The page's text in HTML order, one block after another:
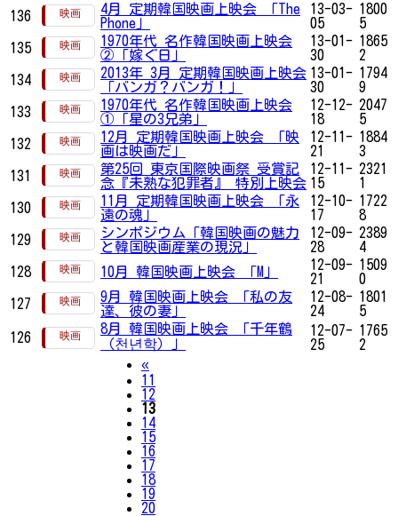
136
4月 定期韓国映画上映会 「The
Phone」
13-03-
05
1800
5
135
1970年代 名作韓国映画上映会
②「嫁ぐ日」
13-01-
30
1865
2
134
2013年 3月 定期韓国映画上映会
「バンガ？バンガ！」
13-01-
30
1794
9
133
1970年代 名作韓国映画上映会
①「星の3兄弟」
12-12-
18
2047
5
132
12月 定期韓国映画上映会 「映
画は映画だ」
12-11-
21
1884
3
131
第25回 東京国際映画祭 受賞記
念『未熟な犯罪者』 特別上映会
12-11-
15
2321
1
130
11月 定期韓国映画上映会 「永
遠の魂」
12-10-
17
1722
8
129
シンポジウム「韓国映画の魅力
と韓国映画産業の現況」
12-09-
28
2389
4
128
10月 韓国映画上映会 「M」
12-09-
21
1509
0
127
9月 韓国映画上映会 「私の友
達、彼の妻」
12-08-
24
1801
5
126
8月 韓国映画上映会 「千年鶴
（천년학）」
12-07-
25
1765
2
«Previous
11
12
13
14
15
16
17
18
19
20